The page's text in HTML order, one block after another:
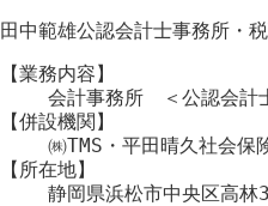
田中範雄公認会計士事務所 ・
【業務内容】
会計事務所 ＜公認会計
【併設機関】
㈱TMS・平田晴久社会保
【所在地】
静岡県浜松市中央区高